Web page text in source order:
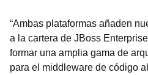
“Ambas plataformas añaden
a la cartera de JBoss
formar una amplia gama de
para el middleware de código